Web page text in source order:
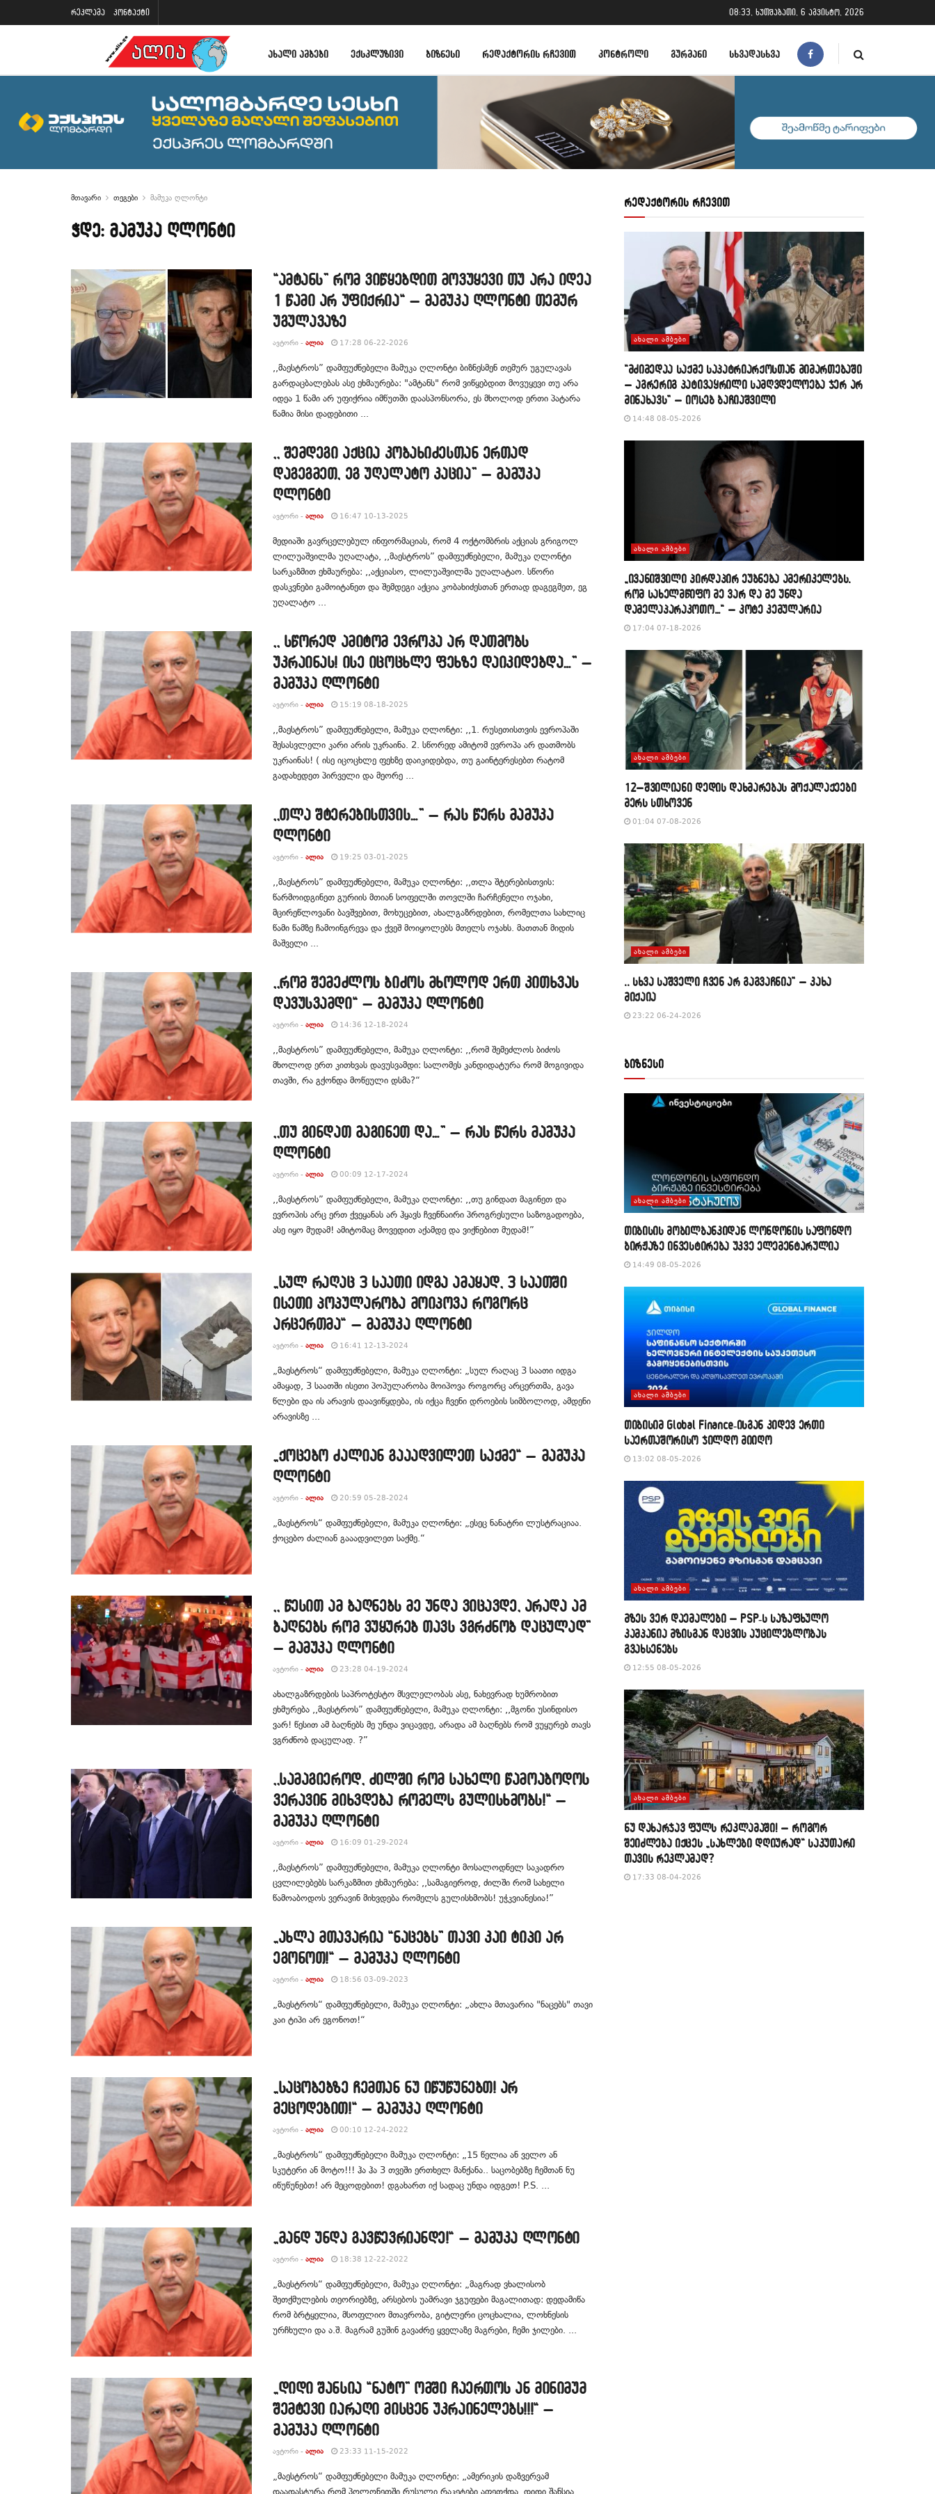
რეკლამა კონტაქტი 08:33, ხუთშაბათი, 6 აგვისტო, 2026
ᲐᲮᲐᲚᲘ ᲐᲛᲑᲔᲑᲘ ᲔᲥᲡᲙᲚᲣᲖᲘᲕᲘ ᲑᲘᲖᲜᲔᲡᲘ ᲠᲔᲓᲐᲥᲢᲝᲠᲘᲡ ᲠᲩᲔᲕᲘᲗ ᲙᲝᲜᲢᲠᲝᲚᲘ ᲒᲣᲠᲛᲐᲜᲘ ᲡᲮᲕᲐᲓᲐᲡᲮᲕᲐ
მთავარი თეგები მამუკა ღლონტი
ჭდე: მამუკა ღლონტი
“ამტანს” რომ ვიწყებდით მოვუყევი თუ არა იდეა
1 წამი არ უფიქრია“ – მამუკა ღლონტი თემურ
უგულავაზე
ᲐᲕᲢᲝᲠᲘ - ᲐᲚᲘᲐ 17:28 06-22-2026
,,მაესტროს” დამფუძნებელი მამუკა ღლონტი ბიზნესმენ თემურ უგულავას
გარდაცბალებას ასე ეხმაურება: "ამტანს" რომ ვიწყებდით მოვუყევი თუ არა
იდეა 1 წამი არ უფიქრია იმწუთში დაასპონსორა, ეს მხოლოდ ერთი პატარა
წამია მისი დადებითი ...
,, შემდეგი აქცია კობახიძესთან ერთად
დაგეგმეთ, ეგ უღალატო კაცია” – მამუკა
ღლონტი
ᲐᲕᲢᲝᲠᲘ - ᲐᲚᲘᲐ 16:47 10-13-2025
მედიაში გავრცელებულ ინფორმაციას, რომ 4 ოქტომბრის აქციას გრიგოლ
ლილუაშვილმა უღალატა, ,,მაესტროს” დამფუძნებელი, მამუკა ღლონტი
სარკაზმით ეხმაურება: ,,აქციასო, ლილუაშვილმა უღალატაო. სწორი
დასკვნები გამოიტანეთ და შემდეგი აქცია კობახიძესთან ერთად დაგეგმეთ, ეგ
უღალატო ...
,, სწორედ ამიტომ ევროპა არ დათმობს
უკრაინას! ისე იცოცხლე ფეხზე დაიკიდებდა…” –
მამუკა ღლონტი
ᲐᲕᲢᲝᲠᲘ - ᲐᲚᲘᲐ 15:19 08-18-2025
,,მაესტროს” დამფუძნებელი, მამუკა ღლონტი: ,,1. რუსეთისთვის ევროპაში
შესასვლელი კარი არის უკრაინა. 2. სწორედ ამიტომ ევროპა არ დათმობს
უკრაინას! ( ისე იცოცხლე ფეხზე დაიკიდებდა, თუ გაინტერესებთ რატომ
გადახედეთ პირველი და მეორე ...
,,თლა შტერებისთვის…” – რას წერს მამუკა
ღლონტი
ᲐᲕᲢᲝᲠᲘ - ᲐᲚᲘᲐ 19:25 03-01-2025
,,მაესტროს” დამფუძნებელი, მამუკა ღლონტი: ,,თლა შტერებისთვის:
წარმოიდგინეთ გურიის მთიან სოფელში თოვლში ჩარჩენელი ოჯახი,
მცირეწლოვანი ბავშვებით, მოხუცებით, ახალგაზრდებით, რომელთა სახლიც
წამი წამზე ჩამოინგრევა და ქვეშ მოიყოლებს მთელს ოჯახს. მათთან მიდის
მაშველი ...
,,რომ შემეძლოს ბიძოს მხოლოდ ერთ კითხვას
დავუსვამდი“ – მამუკა ღლონტი
ᲐᲕᲢᲝᲠᲘ - ᲐᲚᲘᲐ 14:36 12-18-2024
,,მაესტროს” დამფუძნებელი, მამუკა ღლონტი: ,,რომ შემეძლოს ბიძოს
მხოლოდ ერთ კითხვას დავუსვამდი: სალომეს კანდიდატურა რომ მოგივიდა
თავში, რა გქონდა მოწეული დსმა?“
,,თუ გინდათ მაგინეთ და…” – რას წერს მამუკა
ღლონტი
ᲐᲕᲢᲝᲠᲘ - ᲐᲚᲘᲐ 00:09 12-17-2024
,,მაესტროს” დამფუძნებელი, მამუკა ღლონტი: ,,თუ გინდათ მაგინეთ და
ევროპის არც ერთ ქვეყანას არ ჰყავს ჩვენნაირი პროგრესული საზოგადოება,
ასე იყო მუდამ! ამიტომაც მოვედით აქამდე და ვიქნებით მუდამ!”
„სულ რაღაც 3 საათი იდგა ამაყად, 3 საათში
ისეთი პოპულარობა მოიპოვა როგორც
არცერთმა“ – მამუკა ღლონტი
ᲐᲕᲢᲝᲠᲘ - ᲐᲚᲘᲐ 16:41 12-13-2024
„მაესტროს“ დამფუძნებელი, მამუკა ღლონტი: „სულ რაღაც 3 საათი იდგა
ამაყად, 3 საათში ისეთი პოპულარობა მოიპოვა როგორც არცერთმა, გავა
წლები და ის არავის დაავიწყდება, ის იქცა ჩვენი დროების სიმბოლოდ, ამდენი
არავისზე ...
„ქოცებო ძალიან გააადვილეთ საქმე“ – მამუკა
ღლონტი
ᲐᲕᲢᲝᲠᲘ - ᲐᲚᲘᲐ 20:59 05-28-2024
„მაესტროს“ დამფუძნებელი, მამუკა ღლონტი: „ესეც ნანატრი ლუსტრაციაა.
ქოცებო ძალიან გააადვილეთ საქმე.“
,, წესით ამ ბაღნებს მე უნდა ვიცავდე, არადა ამ
ბაღნებს რომ ვუყურებ თავს ვგრძნობ დაცულად”
– მამუკა ღლონტი
ᲐᲕᲢᲝᲠᲘ - ᲐᲚᲘᲐ 23:28 04-19-2024
ახალგაზრდების საპროტესტო მსვლელობას ასე, ნახევრად ხუმრობით
ეხმურება ,,მაესტროს” დამფუძნებელი, მამუკა ღლონტი: ,,მგონი უსინდისო
ვარ! წესით ამ ბაღნებს მე უნდა ვიცავდე, არადა ამ ბაღნებს რომ ვუყურებ თავს
ვგრძნობ დაცულად. ?”
,,სამაგიეროდ, ძილში რომ სახელი წამოაბოდოს
ვერავინ მიხვდება რომელს გულისხმობს!“ –
მამუკა ღლონტი
ᲐᲕᲢᲝᲠᲘ - ᲐᲚᲘᲐ 16:09 01-29-2024
,,მაესტროს” დამფუძნებელი, მამუკა ღლონტი მოსალოდნელ საკადრო
ცვლილებებს სარკაზმით ეხმაურება: ,,სამაგიეროდ, ძილში რომ სახელი
წამოაბოდოს ვერავინ მიხვდება რომელს გულისხმობს! უჭკვიანესია!”
„ახლა მთავარია “ნაცებს” თავი კაი ტიპი არ
ეგონოთ!“ – მამუკა ღლონტი
ᲐᲕᲢᲝᲠᲘ - ᲐᲚᲘᲐ 18:56 03-09-2023
„მაესტროს“ დამფუძნებელი, მამუკა ღლონტი: „ახლა მთავარია "ნაცებს" თავი
კაი ტიპი არ ეგონოთ!“
„საცობებზე ჩემთან ნუ იწუწუნებთ! არ
მეცოდებით!“ – მამუკა ღლონტი
ᲐᲕᲢᲝᲠᲘ - ᲐᲚᲘᲐ 00:10 12-24-2022
„მაესტროს“ დამფუძნებელი მამუკა ღლონტი: „15 წელია ან ველო ან
სკუტერი ან მოტო!!! ჰა ჰა 3 თვეში ერთხელ მანქანა.. საცობებზე ჩემთან ნუ
იწუწუნებთ! არ მეცოდებით! დგახართ იქ სადაც უნდა იდგეთ! P.S. ...
„მანდ უნდა გავწევრიანდე!“ – მამუკა ღლონტი
ᲐᲕᲢᲝᲠᲘ - ᲐᲚᲘᲐ 18:38 12-22-2022
„მაესტროს“ დამფუძნებელი, მამუკა ღლონტი: „მაგრად ვხალისობ
შეთქმულების თეორიებზე, არსებოს უამრავი ჯგუფები მაგალითად: დედამიწა
რომ ბრტყელია, მსოფლიო მთავრობა, გიტლერი ცოცხალია, ლოხნესის
ურჩხული და ა.შ. მაგრამ გუშინ გავაძრე ყველაზე მაგრები, ჩემი ჯილები. ...
„დიდი შანსია “ნატო” ომში ჩაერთოს ან მინიმუმ
შემტევი იარაღი მისცენ უკრაინელებს!!!“ –
მამუკა ღლონტი
ᲐᲕᲢᲝᲠᲘ - ᲐᲚᲘᲐ 23:33 11-15-2022
„მაესტროს“ დამფუძნებელი მამუკა ღლონტი: „ამერიკის დაზვერვამ
დაადასტურა რომ პოლონეთში რუსული რაკეტები აფეთქდა. დიდი შანსია
რედაქტორის რჩევით
ᲐᲮᲐᲚᲘ ᲐᲛᲑᲔᲑᲘ
“მძიმედაა საქმე საპატრიარქოსთან მიმართებაში
– აგრერიგ პატივაყრილი სამღვდელოება ჯერ არ
მინახავს” – იოსებ ბაჩიაშვილი
14:48 08-05-2026
ᲐᲮᲐᲚᲘ ᲐᲛᲑᲔᲑᲘ
„ივანიშვილი პირდაპირ ეუბნება ამერიკელებს,
რომ სახელმწიფო მე ვარ და მე უნდა
დამელაპარაკოთო…“ – კოტე კემულარია
17:04 07-18-2026
ᲐᲮᲐᲚᲘ ᲐᲛᲑᲔᲑᲘ
12–შვილიანი დედის დახმარებას მოქალაქეები
მერს სთხოვენ
01:04 07-08-2026
ᲐᲮᲐᲚᲘ ᲐᲛᲑᲔᲑᲘ
,, სხვა საშველი ჩვენ არ გაგვაჩნია” – კახა
მიქაია
23:22 06-24-2026
ბიზნესი
ᲐᲮᲐᲚᲘ ᲐᲛᲑᲔᲑᲘ
თიბისის მობილბანკიდან ლონდონის საფონდო
ბირჟაზე ინვესტირება უკვე ელემენტარულია
14:49 08-05-2026
ᲐᲮᲐᲚᲘ ᲐᲛᲑᲔᲑᲘ
თიბისიმ Global Finance-ისგან კიდევ ერთი
საერთაშორისო ჯილდო მიიღო
13:02 08-05-2026
ᲐᲮᲐᲚᲘ ᲐᲛᲑᲔᲑᲘ
მზეს ვერ დაემალები – PSP-ს საზაფხულო
კამპანია მზისგან დაცვის აუცილებლობას
გვახსენებს
12:55 08-05-2026
ᲐᲮᲐᲚᲘ ᲐᲛᲑᲔᲑᲘ
​ნუ დახარჯავ ფულს რეკლამაში! – როგორ
შეიძლება იქცეს „სახლები დღიურად“ საკუთარი
თავის რეკლამად?
17:33 08-04-2026